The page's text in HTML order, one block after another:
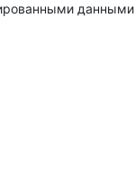
данными